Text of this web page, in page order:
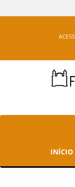
INÍCIO